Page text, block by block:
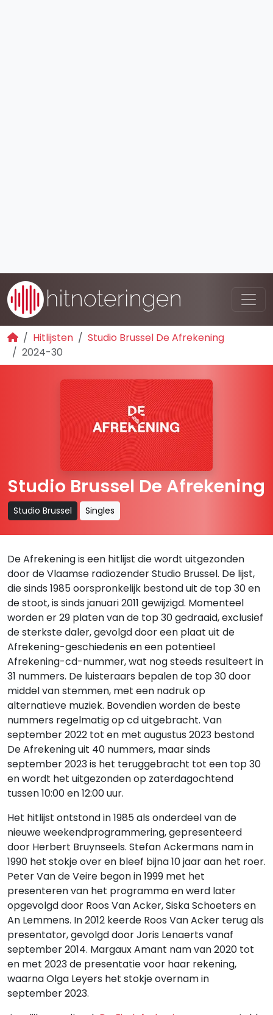
Hitlijsten
Studio Brussel De Afrekening
2024-30
Studio Brussel De Afrekening
Studio Brussel Singles
De Afrekening is een hitlijst die wordt uitgezonden
door de Vlaamse radiozender Studio Brussel. De lijst,
die sinds 1985 oorspronkelijk bestond uit de top 30 en
de stoot, is sinds januari 2011 gewijzigd. Momenteel
worden er 29 platen van de top 30 gedraaid, exclusief
de sterkste daler, gevolgd door een plaat uit de
Afrekening-geschiedenis en een potentieel
Afrekening-cd-nummer, wat nog steeds resulteert in
31 nummers. De luisteraars bepalen de top 30 door
middel van stemmen, met een nadruk op
alternatieve muziek. Bovendien worden de beste
nummers regelmatig op cd uitgebracht. Van
september 2022 tot en met augustus 2023 bestond
De Afrekening uit 40 nummers, maar sinds
september 2023 is het teruggebracht tot een top 30
en wordt het uitgezonden op zaterdagochtend
tussen 10:00 en 12:00 uur.
Het hitlijst ontstond in 1985 als onderdeel van de
nieuwe weekendprogrammering, gepresenteerd
door Herbert Bruynseels. Stefan Ackermans nam in
1990 het stokje over en bleef bijna 10 jaar aan het roer.
Peter Van de Veire begon in 1999 met het
presenteren van het programma en werd later
opgevolgd door Roos Van Acker, Siska Schoeters en
An Lemmens. In 2012 keerde Roos Van Acker terug als
presentator, gevolgd door Joris Lenaerts vanaf
september 2014. Margaux Amant nam van 2020 tot
en met 2023 de presentatie voor haar rekening,
waarna Olga Leyers het stokje overnam in
september 2023.